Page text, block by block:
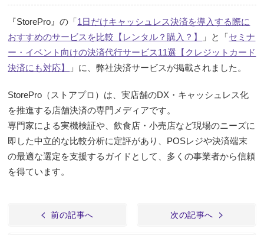
『StorePro』の「1日だけキャッシュレス決済を導入する際に
おすすめのサービスを比較【レンタル？購入？】
」と「セミナ
ー・イベント向けの決済代行サービス11選【クレジットカード
決済にも対応】
」に、弊社決済サービスが掲載されました。
StorePro（ストアプロ）は、実店舗のDX・キャッシュレス化
を推進する店舗決済の専門メディアです。
専門家による実機検証や、飲食店・小売店など現場のニーズに
即した中立的な比較分析に定評があり、POSレジや決済端末
の最適な選定を支援するガイドとして、多くの事業者から信頼
を得ています。
前の記事へ 次の記事へ